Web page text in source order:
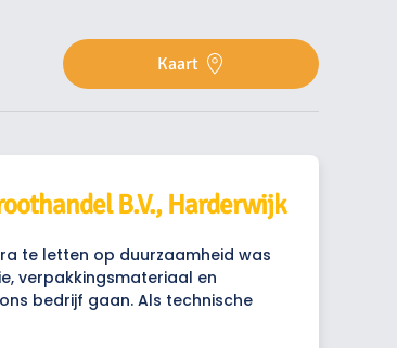
Kaart
B.V., Harderwijk
te letten op duurzaamheid was
verpakkingsmateriaal en
bedrijf gaan. Als technische